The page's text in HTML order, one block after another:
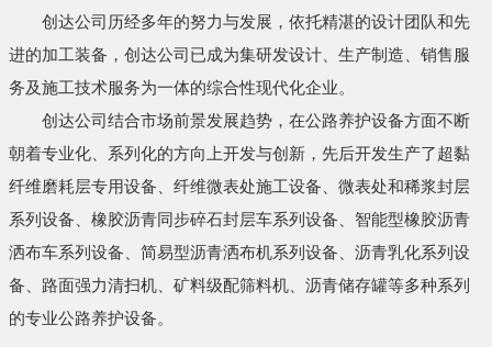
创达公司历经多年的努力与发展，依托精湛的设计团队和先
进的加工装备，创达公司已成为集研发设计、生产制造、销售服
务及施工技术服务为一体的综合性现代化企业。
创达公司结合市场前景发展趋势，在公路养护设备方面不断
朝着专业化、系列化的方向上开发与创新，先后开发生产了超黏
纤维磨耗层专用设备、纤维微表处施工设备、微表处和稀浆封层
系列设备、橡胶沥青同步碎石封层车系列设备、智能型橡胶沥青
洒布车系列设备、简易型沥青洒布机系列设备、沥青乳化系列设
备、路面强力清扫机、矿料级配筛料机、沥青储存罐等多种系列
的专业公路养护设备。